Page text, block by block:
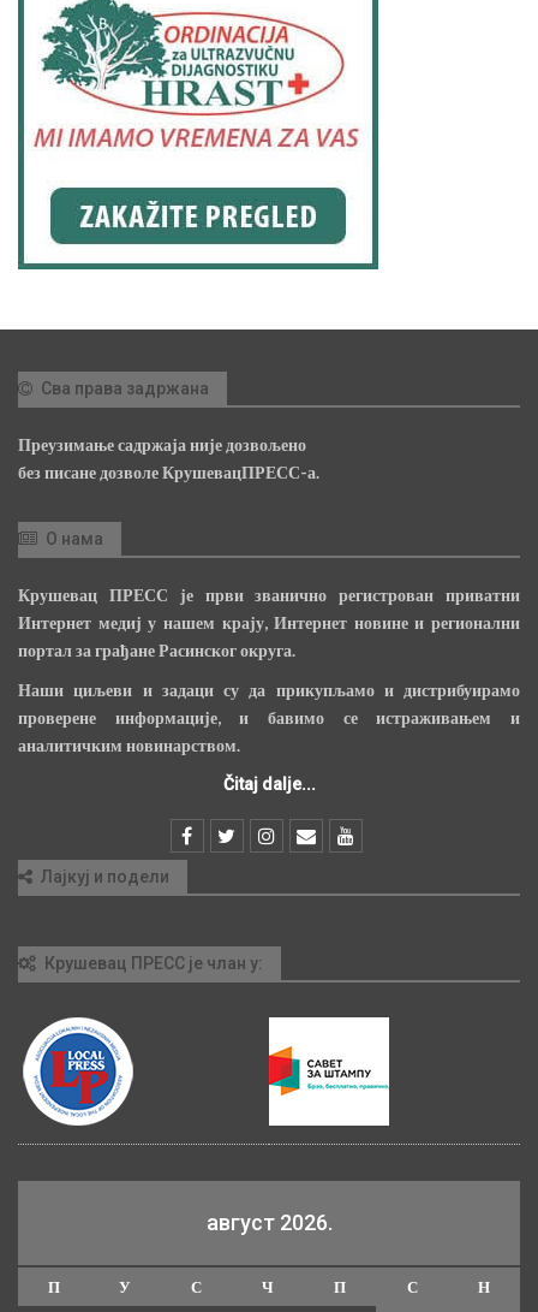
Сва права задржана
Преузимање садржаја није дозвољено
без писане дозволе КрушевацПРЕСС-а.
О нама
Крушевац ПРЕСС је први званично регистрован приватни
Интернет медиј у нашем крају, Интернет новине и регионални
портал за грађане Расинског округа.
Наши циљеви и задаци су да прикупљамо и дистрибуирамо
проверене информације, и бавимо се истраживањем и
аналитичким новинарством.
Čitaj dalje...
Лајкуј и подели
Крушевац ПРЕСС је члан у:
август 2026.
П У С Ч П С Н